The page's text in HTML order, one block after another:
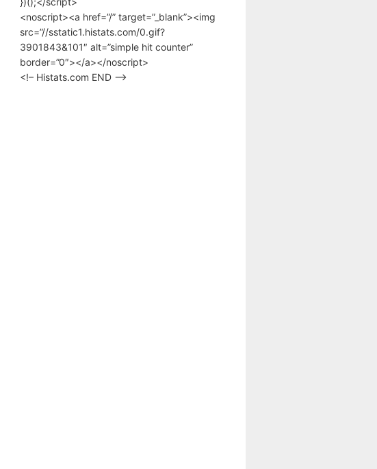
<noscript><a href=”/” target=”_blank”><img
src=”//sstatic1.histats.com/0.gif?
3901843&101″ alt=”simple hit counter”
border=”0″></a></noscript>
<!– Histats.com END –>